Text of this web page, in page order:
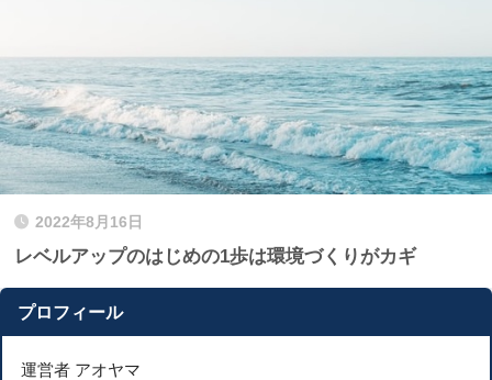
2022年8月16日
レベルアップのはじめの1歩は環境づくりがカギ
プロフィール
運営者 アオヤマ